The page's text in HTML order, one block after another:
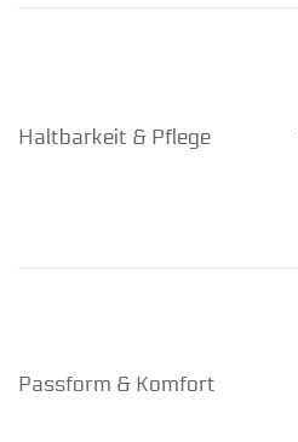
Haltbarkeit & Pflege
Passform & Komfort